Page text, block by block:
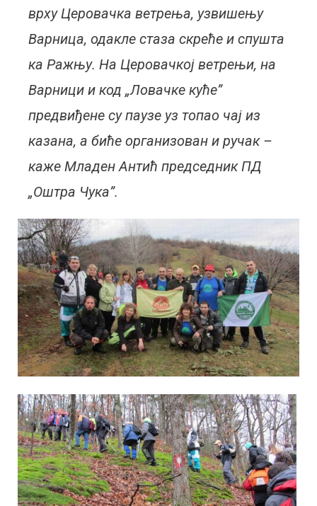
врху Церовачка ветрења, узвишењу
Варница, одакле стаза скреће и спушта
ка Ражњу. На Церовачкој ветрењи, на
Варници и код „Ловачке куће”
предвиђене су паузе уз топао чај из
казана, а биће организован и ручак –
каже Младен Антић председник ПД
„Оштра Чука”.